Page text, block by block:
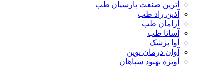
آترین صنعت پارسیان طب
آذین راد طب
آرامان طب
آسانا طب
آوا پزشک
آوان درمان نوین
آویژه بهبود سپاهان